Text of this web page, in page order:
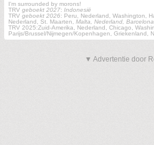
I'm surrounded by morons!
TRV geboekt 2027: Indonesië
TRV geboekt 2026: Peru, Nederland, Washington,
Nederland, St. Maarten, Malta, Nederland,
TRV 2025:Zuid-Amerika, Nederland, Chicago,
Parijs/Brussel/Nijmegen/Kopenhagen, Griekenland,
▼ Advertentie door